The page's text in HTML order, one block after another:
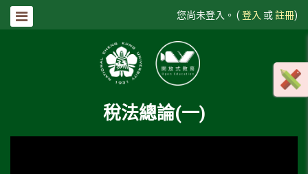
您尚未登入。 ( 登入 或註冊)
稅法總論(一)